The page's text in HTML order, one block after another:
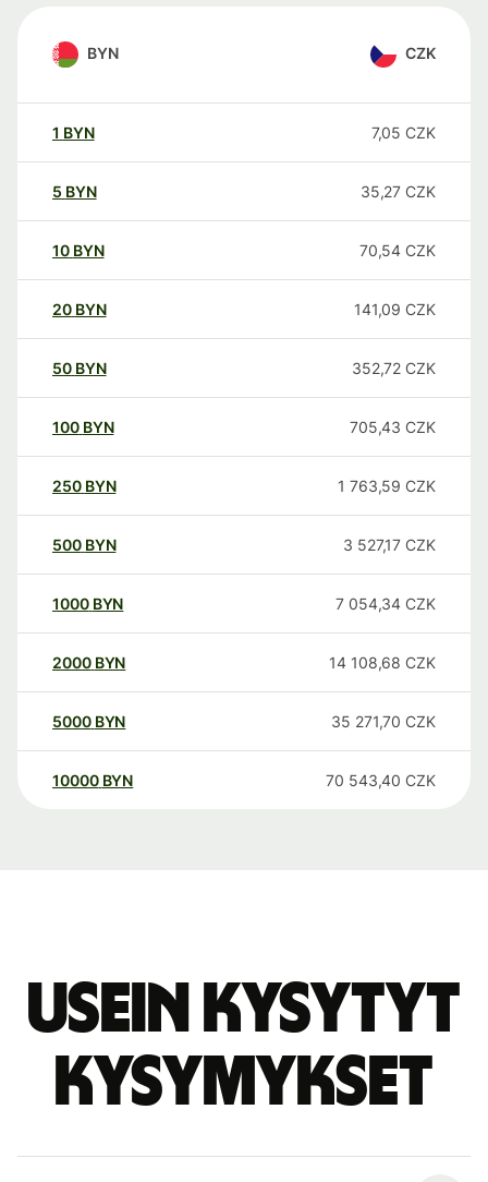
BYN CZK
1 BYN 7,05 CZK
5 BYN 35,27 CZK
10 BYN 70,54 CZK
20 BYN 141,09 CZK
50 BYN 352,72 CZK
100 BYN 705,43 CZK
250 BYN 1 763,59 CZK
500 BYN 3 527,17 CZK
1000 BYN 7 054,34 CZK
2000 BYN 14 108,68 CZK
5000 BYN 35 271,70 CZK
10000 BYN 70 543,40 CZK
Usein kysytyt
kysymykset